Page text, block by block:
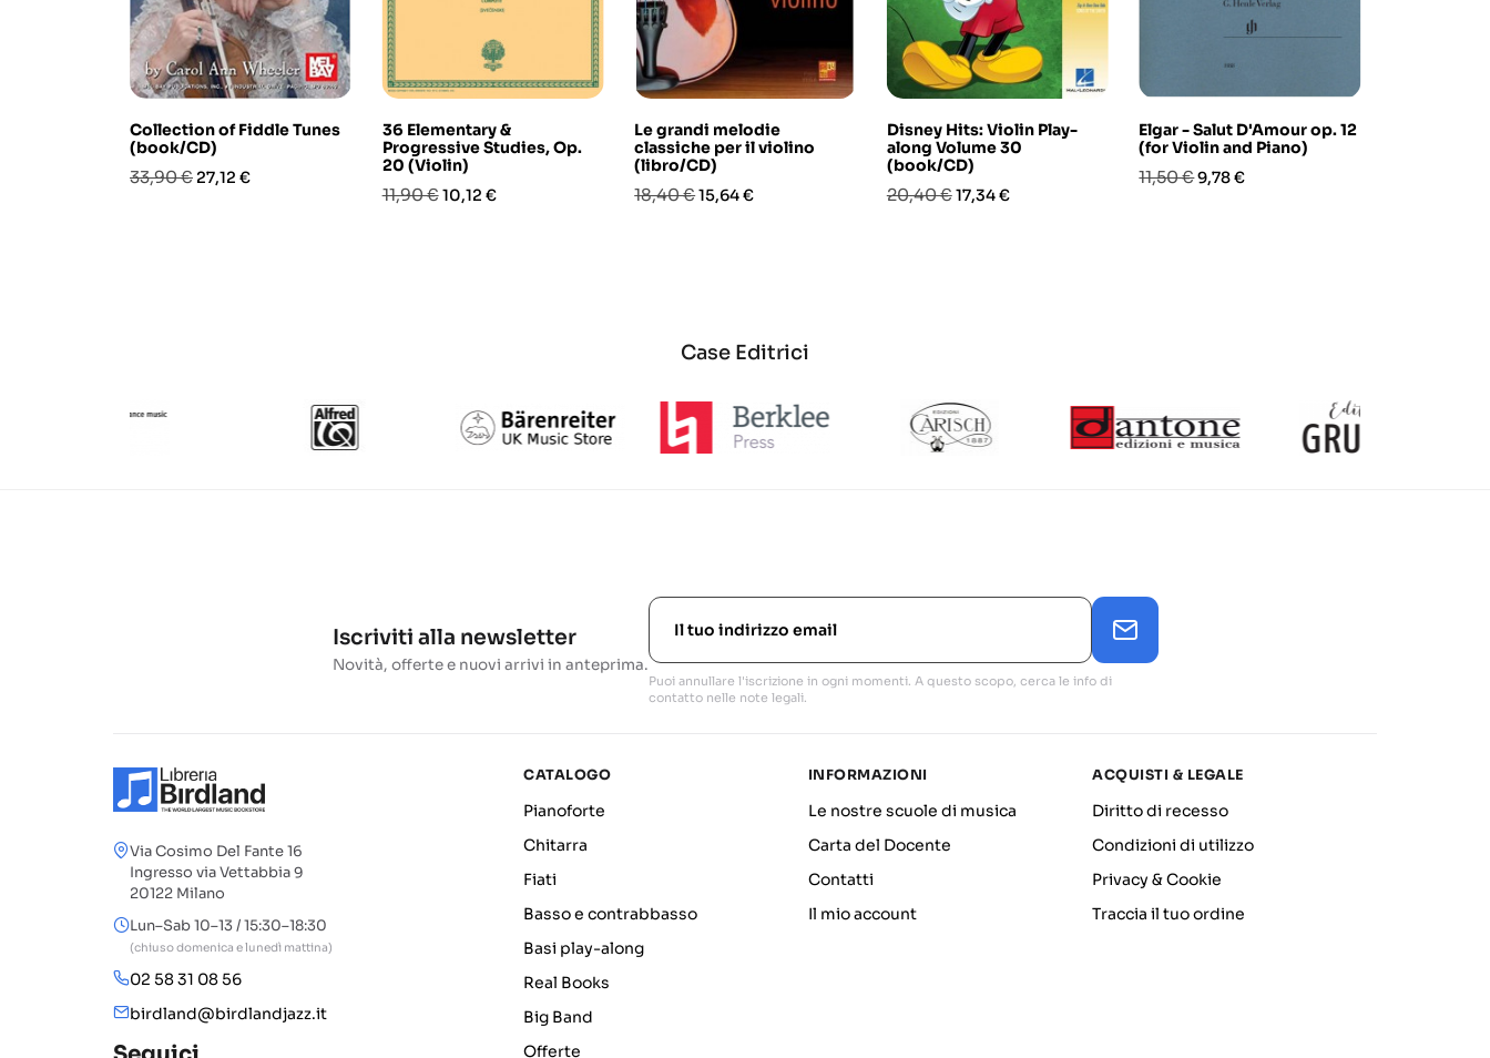
Collection of Fiddle Tunes
(book/CD)
Prezzo
33,90 € Prezzo
27,12 €
36 Elementary &
Progressive Studies, Op.
20 (Violin)
Prezzo
11,90 €Prezzo
10,12 €
Le grandi melodie
classiche per il violino
(libro/CD)
Prezzo
18,40 €Prezzo
15,64 €
Disney Hits: Violin Play-
along Volume 30
(book/CD)
Prezzo
20,40 €Prezzo
17,34 €
Elgar - Salut D'Amour op. 12
(for Violin and Piano)
Prezzo
11,50 €Prezzo
9,78 €
Case Editrici
Iscriviti alla newsletter
Novità, offerte e nuovi arrivi in anteprima.
Puoi annullare l'iscrizione in ogni momenti. A questo scopo, cerca le info di
contatto nelle note legali.
Via Cosimo Del Fante 16
Ingresso via Vettabbia 9
20122 Milano
Lun–Sab 10–13 / 15:30–18:30
(chiuso domenica e lunedì mattina)
02 58 31 08 56
birdland@birdlandjazz.it
CATALOGO
Pianoforte
Chitarra
Fiati
Basso e contrabbasso
Basi play-along
Real Books
Big Band
Offerte
INFORMAZIONI
Le nostre scuole di musica
Carta del Docente
Contatti
Il mio account
ACQUISTI & LEGALE
Diritto di recesso
Condizioni di utilizzo
Privacy & Cookie
Traccia il tuo ordine